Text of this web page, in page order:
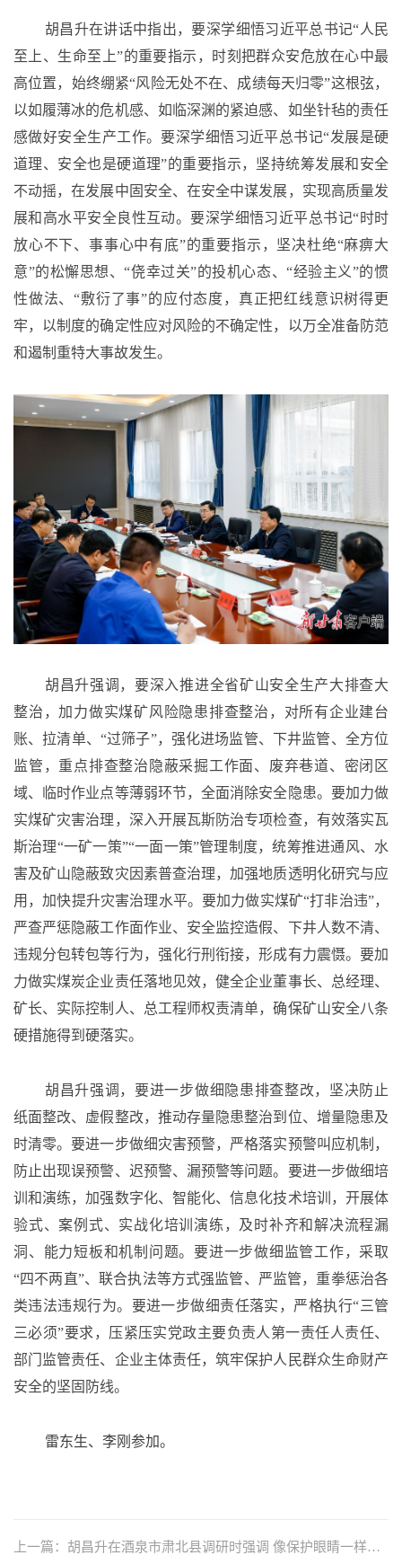
胡昌升在讲话中指出，要深学细悟习近平总书记“人民
至上、生命至上”的重要指示，时刻把群众安危放在心中最
高位置，始终绷紧“风险无处不在、成绩每天归零”这根弦，
以如履薄冰的危机感、如临深渊的紧迫感、如坐针毡的责任
感做好安全生产工作。要深学细悟习近平总书记“发展是硬
道理、安全也是硬道理”的重要指示，坚持统筹发展和安全
不动摇，在发展中固安全、在安全中谋发展，实现高质量发
展和高水平安全良性互动。要深学细悟习近平总书记“时时
放心不下、事事心中有底”的重要指示，坚决杜绝“麻痹大
意”的松懈思想、“侥幸过关”的投机心态、“经验主义”的惯
性做法、“敷衍了事”的应付态度，真正把红线意识树得更
牢，以制度的确定性应对风险的不确定性，以万全准备防范
和遏制重特大事故发生。
胡昌升强调，要深入推进全省矿山安全生产大排查大
整治，加力做实煤矿风险隐患排查整治，对所有企业建台
账、拉清单、 “过筛子”，强化进场监管、下井监管、全方位
监管，重点排查整治隐蔽采掘工作面、废弃巷道、密闭区
域、临时作业点等薄弱环节，全面消除安全隐患。要加力做
实煤矿灾害治理，深入开展瓦斯防治专项检查，有效落实瓦
斯治理“一矿一策”“一面一策”管理制度，统筹推进通风、水
害及矿山隐蔽致灾因素普查治理，加强地质透明化研究与应
用，加快提升灾害治理水平。要加力做实煤矿“打非治违”，
严查严惩隐蔽工作面作业、安全监控造假、下井人数不清、
违规分包转包等行为，强化行刑衔接，形成有力震慑。要加
力做实煤炭企业责任落地见效，健全企业董事长、总经理、
矿长、实际控制人、总工程师权责清单，确保矿山安全八条
硬措施得到硬落实。
胡昌升强调，要进一步做细隐患排查整改，坚决防止
纸面整改、虚假整改，推动存量隐患整治到位、增量隐患及
时清零。要进一步做细灾害预警，严格落实预警叫应机制，
防止出现误预警、迟预警、漏预警等问题。要进一步做细培
训和演练，加强数字化、智能化、信息化技术培训，开展体
验式、案例式、实战化培训演练，及时补齐和解决流程漏
洞、能力短板和机制问题。要进一步做细监管工作，采取
“四不两直”、联合执法等方式强监管、严监管，重拳惩治各
类违法违规行为。要进一步做细责任落实，严格执行“三管
三必须”要求，压紧压实党政主要负责人第一责任人责任、
部门监管责任、企业主体责任，筑牢保护人民群众生命财产
安全的坚固防线。
雷东生、李刚参加。
上一篇：胡昌升在酒泉市肃北县调研时强调 像保护眼睛一样保